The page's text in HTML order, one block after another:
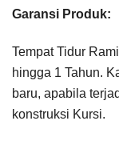
Garansi Produk:
Tempat Tidur
hingga 1 Tahun.
baru, apabila
konstruksi Kursi.